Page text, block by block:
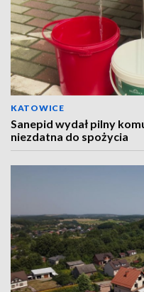
KATOWICE
Sanepid wydał pilny
niezdatna do spożycia